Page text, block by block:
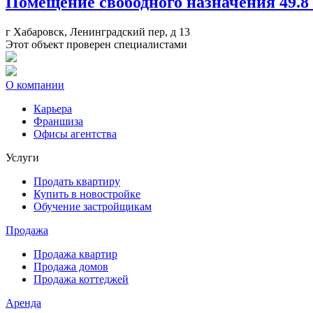
г Хабаровск, Ленинградский пер, д 13
Этот объект проверен специалистами
О компании
Карьера
Франшиза
Офисы агентства
Услуги
Продать квартиру
Купить в новостройке
Обучение застройщикам
Продажа
Продажа квартир
Продажа домов
Продажа коттеджей
Аренда